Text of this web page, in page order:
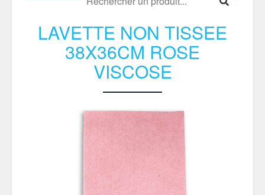
LAVETTE NON TISSEE
38X36CM ROSE
VISCOSE